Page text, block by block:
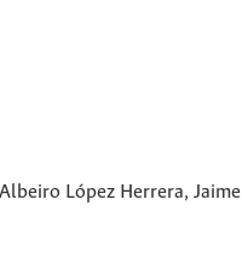
López Herrera, Jaime